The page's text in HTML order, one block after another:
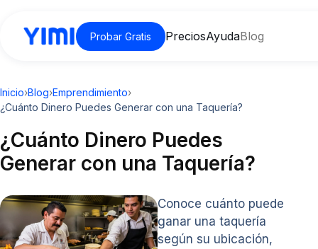
Probar Gratis PreciosAyudaBlog
Inicio›Blog›Emprendimiento›
¿Cuánto Dinero Puedes Generar con una Taquería?
¿Cuánto Dinero Puedes
Generar con una Taquería?
Conoce cuánto puede
ganar una taquería
según su ubicación,